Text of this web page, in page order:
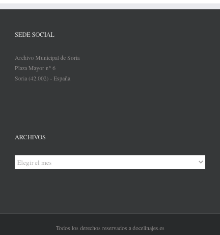
SEDE SOCIAL
Archivo Municipal de Soria
Plaza Mayor n° 6
Soria (42.002) - España
ARCHIVOS
Archivos
Todos los derechos reservados a docelinajes.es